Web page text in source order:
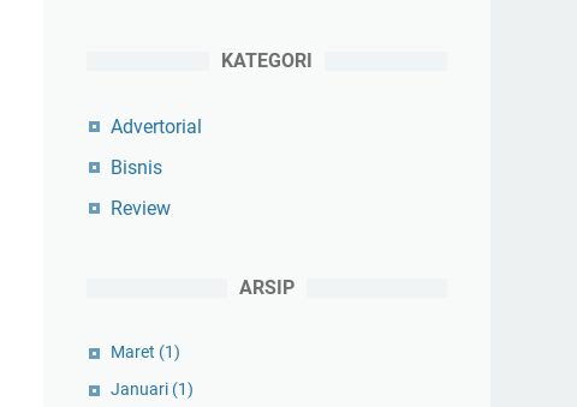
KATEGORI
Advertorial
Bisnis
Review
ARSIP
Maret (1)
Januari (1)